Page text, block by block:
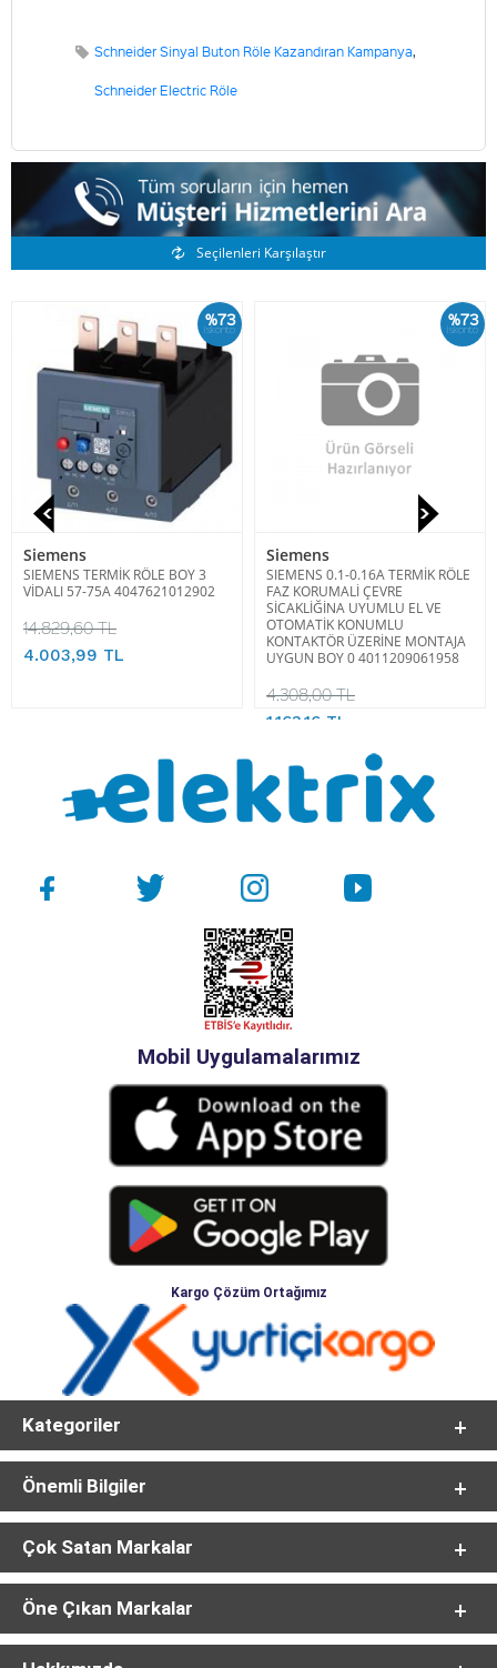
Schneider Sinyal Buton Röle Kazandıran Kampanya,
Schneider Electric Röle
Benzer Ürünler
Seçilenleri Karşılaştır
%73
İskonto
Siemens
SIEMENS TERMİK RÖLE BOY 3
VİDALI 57-75A 4047621012902
14.829,60 TL
4.003,99 TL
%73
İskonto
Siemens
SIEMENS 0.1-0.16A TERMİK RÖLE
FAZ KORUMALİ ÇEVRE
SİCAKLİĞİNA UYUMLU EL VE
OTOMATİK KONUMLU
KONTAKTÖR ÜZERİNE MONTAJA
UYGUN BOY 0 4011209061958
4.308,00 TL
1.163,16 TL
Mobil Uygulamalarımız
Kargo Çözüm Ortağımız
Kategoriler
Önemli Bilgiler
Çok Satan Markalar
Öne Çıkan Markalar